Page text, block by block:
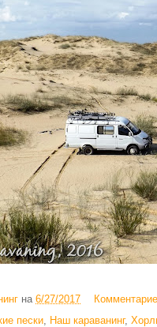
на 6/27/2017
пески, Наш караванинг,